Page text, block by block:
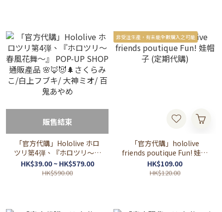
販售結束
「官方代購」Hololive ホロ
ツリ第4弾、『ホロツリ～春
風花舞～』 POP-UP SHOP
通販產品 🌸🦊😈🌲さくらみ
HK$39.00 ~ HK$579.00
HK$590.00
非受注生產，有未能全數購入之可能
「官方代購」hololive
friends poutique Fun! 娃帽
子 (定期代購)
HK$109.00
HK$120.00